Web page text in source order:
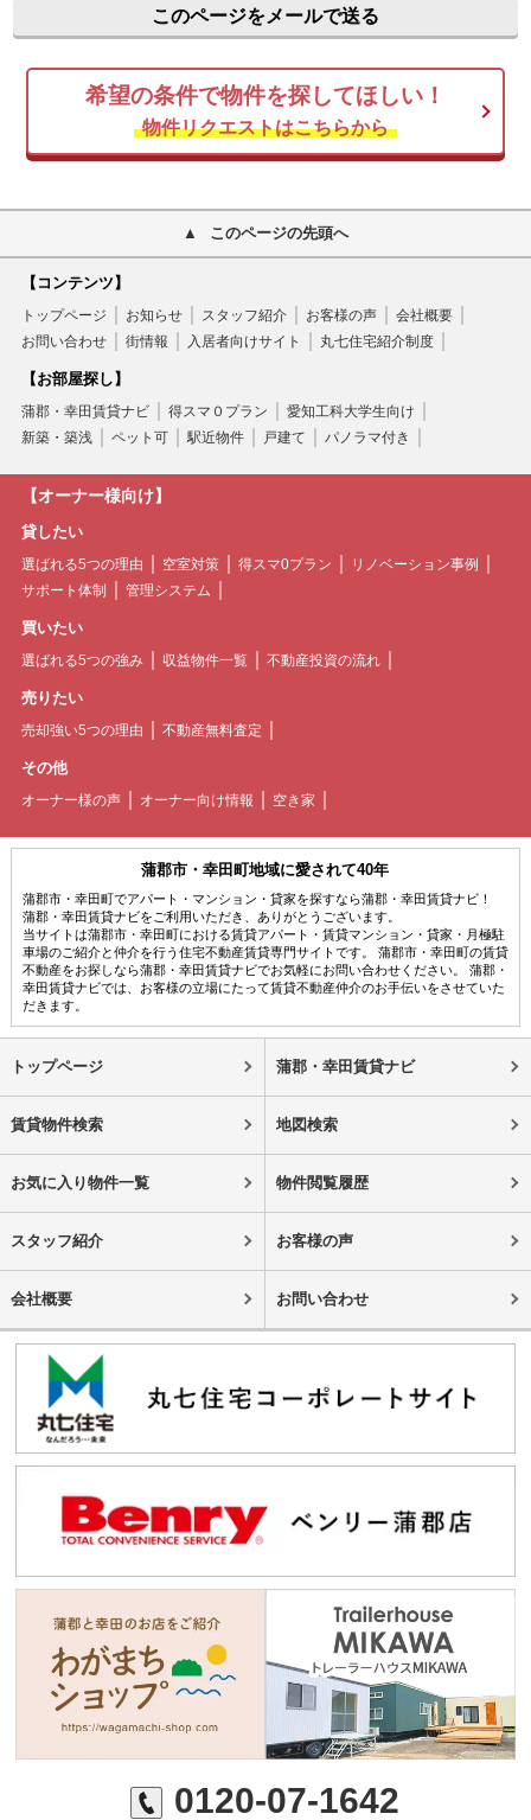
このページをメールで送る
希望の条件で物件を探してほしい！
物件リクエストはこちらから
このページの先頭へ
【コンテンツ】
トップページ お知らせ スタッフ紹介 お客様の声
会社概要
お問い合わせ
街情報 入居者向けサイト 丸七住宅紹介制度
【お部屋探し】
蒲郡・幸田賃貸ナビ 得スマ０プラン
愛知工科大学生向け
新築・築浅
ペット可 駅近物件 戸建て パノラマ付き
【オーナー様向け】
貸したい
選ばれる5つの理由 空室対策 得スマ0プラン
リノベーション事例
サポート体制
管理システム
買いたい
選ばれる5つの強み 収益物件一覧 不動産投資の流れ
売りたい
売却強い5つの理由 不動産無料査定
その他
オーナー様の声 オーナー向け情報 空き家
蒲郡市・幸田町地域に愛されて40年
蒲郡市・幸田町でアパート・マンション・貸家を探すなら蒲郡・幸田賃貸ナビ！
蒲郡・幸田賃貸ナビをご利用いただき、ありがとうございます。
当サイトは蒲郡市・幸田町における賃貸アパート・賃貸マンション・貸家・月極駐
車場のご紹介と仲介を行う住宅不動産賃貸専門サイトです。 蒲郡市・幸田町の賃貸
不動産をお探しなら蒲郡・幸田賃貸ナビでお気軽にお問い合わせください。 蒲郡・
幸田賃貸ナビでは、お客様の立場にたって賃貸不動産仲介のお手伝いをさせていた
だきます。
トップページ 蒲郡・幸田賃貸ナビ
賃貸物件検索 地図検索
お気に入り物件一覧 物件閲覧履歴
スタッフ紹介 お客様の声
会社概要 お問い合わせ
0120-07-1642